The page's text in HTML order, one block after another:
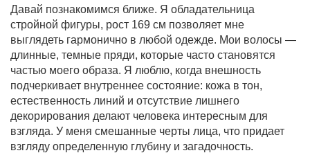
Давай познакомимся ближе. Я обладательница
стройной фигуры, рост 169 см позволяет мне
выглядеть гармонично в любой одежде. Мои волосы —
длинные, темные пряди, которые часто становятся
частью моего образа. Я люблю, когда внешность
подчеркивает внутреннее состояние: кожа в тон,
естественность линий и отсутствие лишнего
декорирования делают человека интересным для
взгляда. У меня смешанные черты лица, что придает
взгляду определенную глубину и загадочность.